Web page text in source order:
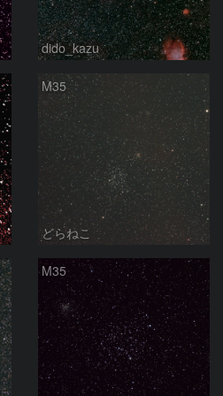
dido_kazu
M35
どらねこ
M35